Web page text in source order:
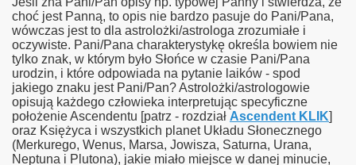
choć jest Panną, to opis nie bardzo pasuje do Pani/Pana,
wówczas jest to dla astrolożki/astrologa zrozumiałe i
oczywiste. Pani/Pana charakterystykę określa bowiem nie
tylko znak, w którym było Słońce w czasie Pani/Pana
urodzin, i które odpowiada na pytanie laików - spod
jakiego znaku jest Pani/Pan? Astrolożki/astrologowie
opisują każdego człowieka interpretując specyficzne
położenie Ascendentu [patrz - rozdział Ascendent KLIK]
oraz Księżyca i wszystkich planet Układu Słonecznego
(Merkurego, Wenus, Marsa, Jowisza, Saturna, Urana,
Neptuna i Plutona), jakie miało miejsce w danej minucie,